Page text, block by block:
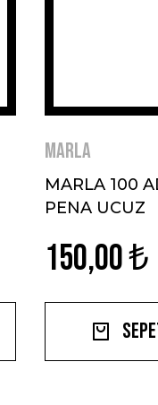
MARLA
MARLA 100
PENA UCUZ
150,00 ₺